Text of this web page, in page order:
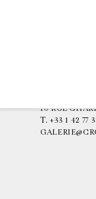
10 RUE
T. +33 1 42 77